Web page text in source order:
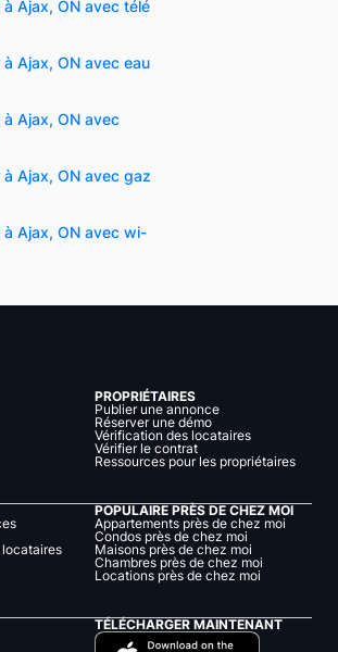
Ajax, ON avec télé
Ajax, ON avec eau
Ajax, ON avec
Ajax, ON avec gaz
à Ajax, ON avec wi-
PROPRIÉTAIRES
Publier une annonce
Réserver une démo
Vérification des locataires
Vérifier le contrat
Ressources pour les propriétaires
locataires
POPULAIRE PRÈS DE CHEZ MOI
Appartements près de chez moi
Condos près de chez moi
Maisons près de chez moi
Chambres près de chez moi
Locations près de chez moi
TÉLÉCHARGER MAINTENANT